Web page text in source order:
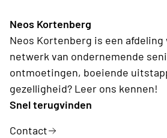
Neos Kortenberg
Neos Kortenberg is een afdeling
netwerk van ondernemende
ontmoetingen, boeiende
gezelligheid? Leer ons kennen!
Snel terugvinden
Contact